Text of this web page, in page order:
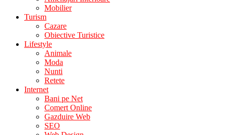
Mobilier
Turism
Cazare
Obiective Turistice
Lifestyle
Animale
Moda
Nunti
Retete
Internet
Bani pe Net
Comert Online
Gazduire Web
SEO